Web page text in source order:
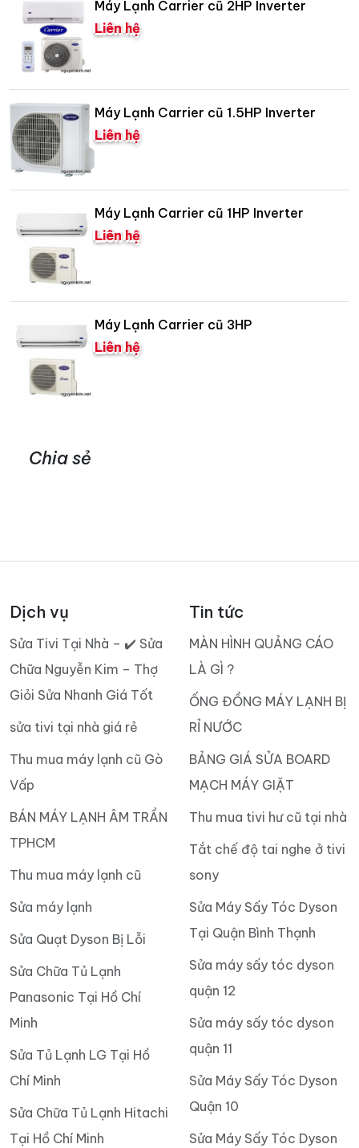
Máy Lạnh Carrier cũ 2HP Inverter
Liên hệ
Máy Lạnh Carrier cũ 1.5HP Inverter
Liên hệ
Máy Lạnh Carrier cũ 1HP Inverter
Liên hệ
Máy Lạnh Carrier cũ 3HP
Liên hệ
Chia sẻ
Dịch vụ
Sửa Tivi Tại Nhà – ✔️ Sửa
Chữa Nguyễn Kim – Thợ
Giỏi Sửa Nhanh Giá Tốt
sửa tivi tại nhà giá rẻ
Thu mua máy lạnh cũ Gò
Vấp
BÁN MÁY LẠNH ÂM TRẦN
TPHCM
Thu mua máy lạnh cũ
Sửa máy lạnh
Sửa Quạt Dyson Bị Lỗi
Sửa Chữa Tủ Lạnh
Panasonic Tại Hồ Chí
Minh
Sửa Tủ Lạnh LG Tại Hồ
Chí Minh
Sửa Chữa Tủ Lạnh Hitachi
Tại Hồ Chí Minh
Tin tức
MÀN HÌNH QUẢNG CÁO
LÀ GÌ ?
ỐNG ĐỒNG MÁY LẠNH BỊ
RỈ NƯỚC
BẢNG GIÁ SỬA BOARD
MẠCH MÁY GIẶT
Thu mua tivi hư cũ tại nhà
Tắt chế độ tai nghe ở tivi
sony
Sửa Máy Sấy Tóc Dyson
Tại Quận Bình Thạnh
Sửa máy sấy tóc dyson
quận 12
Sửa máy sấy tóc dyson
quận 11
Sửa Máy Sấy Tóc Dyson
Quận 10
Sửa Máy Sấy Tóc Dyson